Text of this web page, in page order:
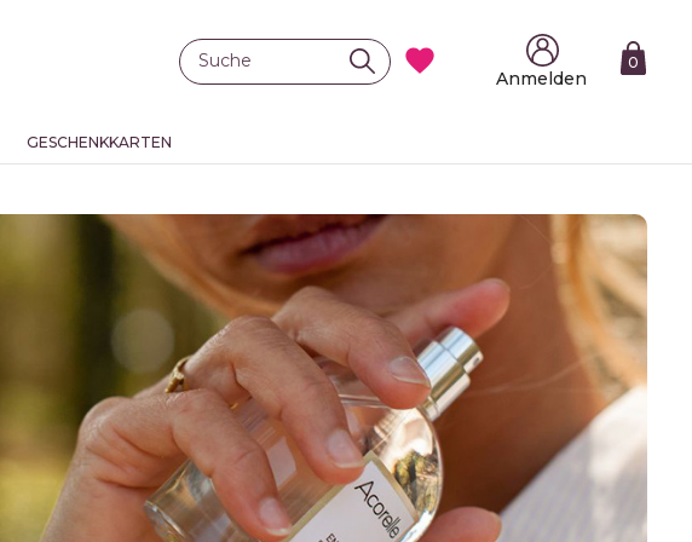

Anmelden
0
GESCHENKKARTEN